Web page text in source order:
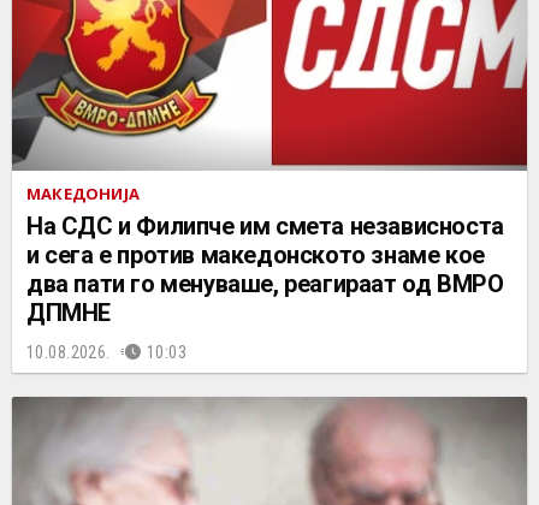
МАКЕДОНИЈА
На СДС и Филипче им смета независноста
и сега е против македонското знаме кое
два пати го менуваше, реагираат од ВМРО
ДПМНЕ
10.08.2026. 10:03